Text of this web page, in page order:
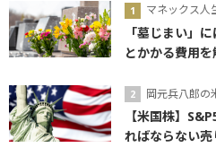
マネックス人
「墓じまい」
とかかる費用を
岡元兵八郎の
【米国株】
ればならない